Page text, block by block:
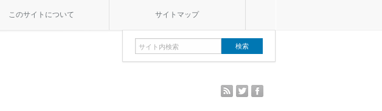
このサイトについて サイトマップ
rss twitter